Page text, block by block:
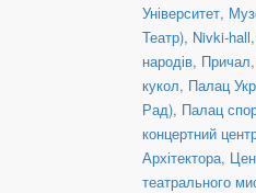
Університет,
Театр), Nivki-hall,
народів, Причал,
кукол, Палац
Рад), Палац
концертний
Архітектора,
театрального